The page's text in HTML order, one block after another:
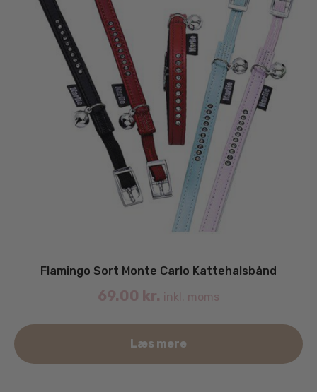
Flamingo Sort Monte Carlo Kattehalsbånd
69.00 kr. inkl. moms
Læs mere